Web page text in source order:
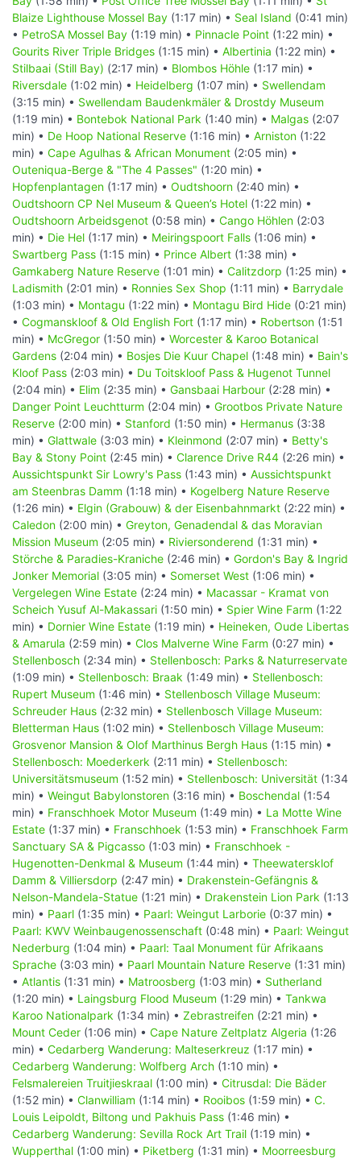
Blaize Lighthouse Mossel Bay (1:17 min) • Seal Island (0:41 min)
• PetroSA Mossel Bay (1:19 min) • Pinnacle Point (1:22 min) •
Gourits River Triple Bridges (1:15 min) • Albertinia (1:22 min) •
Stilbaai (Still Bay) (2:17 min) • Blombos Höhle (1:17 min) •
Riversdale (1:02 min) • Heidelberg (1:07 min) • Swellendam
(3:15 min) • Swellendam Baudenkmäler & Drostdy Museum
(1:19 min) • Bontebok National Park (1:40 min) • Malgas (2:07
min) • De Hoop National Reserve (1:16 min) • Arniston (1:22
min) • Cape Agulhas & African Monument (2:05 min) •
Outeniqua-Berge & "The 4 Passes" (1:20 min) •
Hopfenplantagen (1:17 min) • Oudtshoorn (2:40 min) •
Oudtshoorn CP Nel Museum & Queen’s Hotel (1:22 min) •
Oudtshoorn Arbeidsgenot (0:58 min) • Cango Höhlen (2:03
min) • Die Hel (1:17 min) • Meiringspoort Falls (1:06 min) •
Swartberg Pass (1:15 min) • Prince Albert (1:38 min) •
Gamkaberg Nature Reserve (1:01 min) • Calitzdorp (1:25 min) •
Ladismith (2:01 min) • Ronnies Sex Shop (1:11 min) • Barrydale
(1:03 min) • Montagu (1:22 min) • Montagu Bird Hide (0:21 min)
• Cogmanskloof & Old English Fort (1:17 min) • Robertson (1:51
min) • McGregor (1:50 min) • Worcester & Karoo Botanical
Gardens (2:04 min) • Bosjes Die Kuur Chapel (1:48 min) • Bain's
Kloof Pass (2:03 min) • Du Toitskloof Pass & Hugenot Tunnel
(2:04 min) • Elim (2:35 min) • Gansbaai Harbour (2:28 min) •
Danger Point Leuchtturm (2:04 min) • Grootbos Private Nature
Reserve (2:00 min) • Stanford (1:50 min) • Hermanus (3:38
min) • Glattwale (3:03 min) • Kleinmond (2:07 min) • Betty's
Bay & Stony Point (2:45 min) • Clarence Drive R44 (2:26 min) •
Aussichtspunkt Sir Lowry's Pass (1:43 min) • Aussichtspunkt
am Steenbras Damm (1:18 min) • Kogelberg Nature Reserve
(1:26 min) • Elgin (Grabouw) & der Eisenbahnmarkt (2:22 min) •
Caledon (2:00 min) • Greyton, Genadendal & das Moravian
Mission Museum (2:05 min) • Riviersonderend (1:31 min) •
Störche & Paradies-Kraniche (2:46 min) • Gordon's Bay & Ingrid
Jonker Memorial (3:05 min) • Somerset West (1:06 min) •
Vergelegen Wine Estate (2:24 min) • Macassar - Kramat von
Scheich Yusuf Al-Makassari (1:50 min) • Spier Wine Farm (1:22
min) • Dornier Wine Estate (1:19 min) • Heineken, Oude Libertas
& Amarula (2:59 min) • Clos Malverne Wine Farm (0:27 min) •
Stellenbosch (2:34 min) • Stellenbosch: Parks & Naturreservate
(1:09 min) • Stellenbosch: Braak (1:49 min) • Stellenbosch:
Rupert Museum (1:46 min) • Stellenbosch Village Museum:
Schreuder Haus (2:32 min) • Stellenbosch Village Museum:
Bletterman Haus (1:02 min) • Stellenbosch Village Museum:
Grosvenor Mansion & Olof Marthinus Bergh Haus (1:15 min) •
Stellenbosch: Moederkerk (2:11 min) • Stellenbosch:
Universitätsmuseum (1:52 min) • Stellenbosch: Universität (1:34
min) • Weingut Babylonstoren (3:16 min) • Boschendal (1:54
min) • Franschhoek Motor Museum (1:49 min) • La Motte Wine
Estate (1:37 min) • Franschhoek (1:53 min) • Franschhoek Farm
Sanctuary SA & Pigcasso (1:03 min) • Franschhoek -
Hugenotten-Denkmal & Museum (1:44 min) • Theewatersklof
Damm & Villiersdorp (2:47 min) • Drakenstein-Gefängnis &
Nelson-Mandela-Statue (1:21 min) • Drakenstein Lion Park (1:13
min) • Paarl (1:35 min) • Paarl: Weingut Larborie (0:37 min) •
Paarl: KWV Weinbaugenossenschaft (0:48 min) • Paarl: Weingut
Nederburg (1:04 min) • Paarl: Taal Monument für Afrikaans
Sprache (3:03 min) • Paarl Mountain Nature Reserve (1:31 min)
• Atlantis (1:31 min) • Matroosberg (1:03 min) • Sutherland
(1:20 min) • Laingsburg Flood Museum (1:29 min) • Tankwa
Karoo Nationalpark (1:34 min) • Zebrastreifen (2:21 min) •
Mount Ceder (1:06 min) • Cape Nature Zeltplatz Algeria (1:26
min) • Cedarberg Wanderung: Malteserkreuz (1:17 min) •
Cedarberg Wanderung: Wolfberg Arch (1:10 min) •
Felsmalereien Truitjieskraal (1:00 min) • Citrusdal: Die Bäder
(1:52 min) • Clanwilliam (1:14 min) • Rooibos (1:59 min) • C.
Louis Leipoldt, Biltong und Pakhuis Pass (1:46 min) •
Cedarberg Wanderung: Sevilla Rock Art Trail (1:19 min) •
Wupperthal (1:00 min) • Piketberg (1:31 min) • Moorreesburg